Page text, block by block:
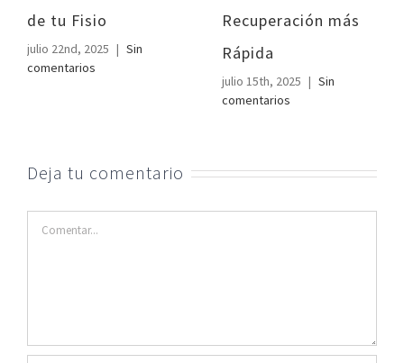
de tu Fisio
julio 22nd, 2025 | Sin
comentarios
Recuperación más
Rápida
julio 15th, 2025 | Sin
comentarios
Deja tu comentario
Comentar